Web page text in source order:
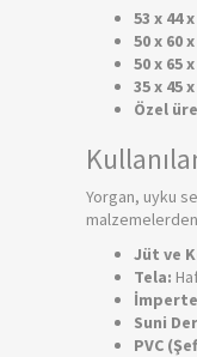
53 x 44
50 x 60
50 x 65
35 x 45
Özel
Yorgan, uyku
Jüt ve
Tela:
Suni
PVC